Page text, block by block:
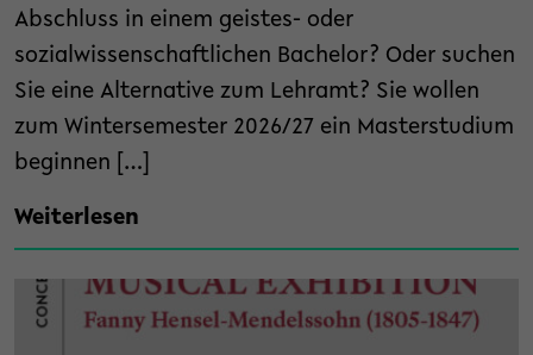
Abschluss in einem geistes- oder
sozialwissenschaftlichen Bachelor? Oder suchen
Sie eine Alternative zum Lehramt? Sie wollen
zum Wintersemester 2026/27 ein Masterstudium
beginnen […]
Weiterlesen